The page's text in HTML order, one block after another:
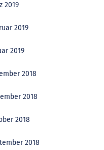
2019
2019
2019
2018
2018
2018
2018